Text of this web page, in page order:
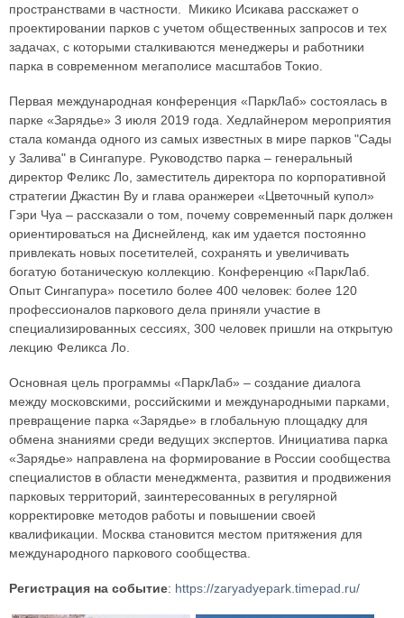
пространствами в частности. Микико Исикава расскажет о
проектировании парков с учетом общественных запросов и тех
задачах, с которыми сталкиваются менеджеры и работники
парка в современном мегаполисе масштабов Токио.
Первая международная конференция «ПаркЛаб» состоялась в
парке «Зарядье» 3 июля 2019 года. Хедлайнером мероприятия
стала команда одного из самых известных в мире парков "Сады
у Залива" в Сингапуре. Руководство парка – генеральный
директор Феликс Ло, заместитель директора по корпоративной
стратегии Джастин Ву и глава оранжереи «Цветочный купол»
Гэри Чуа – рассказали о том, почему современный парк должен
ориентироваться на Диснейленд, как им удается постоянно
привлекать новых посетителей, сохранять и увеличивать
богатую ботаническую коллекцию. Конференцию «ПаркЛаб.
Опыт Сингапура» посетило более 400 человек: более 120
профессионалов паркового дела приняли участие в
специализированных сессиях, 300 человек пришли на открытую
лекцию Феликса Ло.
Основная цель программы «ПаркЛаб» – создание диалога
между московскими, российскими и международными парками,
превращение парка «Зарядье» в глобальную площадку для
обмена знаниями среди ведущих экспертов. Инициатива парка
«Зарядье» направлена на формирование в России сообщества
специалистов в области менеджмента, развития и продвижения
парковых территорий, заинтересованных в регулярной
корректировке методов работы и повышении своей
квалификации. Москва становится местом притяжения для
международного паркового сообщества.
Регистрация на событие: https://zaryadyepark.timepad.ru/